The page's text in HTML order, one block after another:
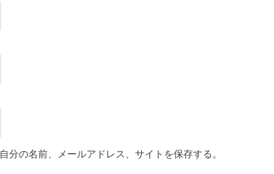
分の名前、メールアドレス、サイトを保存する。